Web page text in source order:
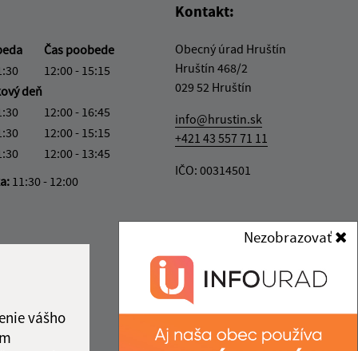
vášho
Nezobrazovať
Čas poobede
12:00 - 15:15
deň
12:00 - 16:45
12:00 - 15:15
12:00 - 13:45
11:30 - 12:00
Kontakt:
Obecný úrad Hruštín
Hruštín 468/2
029 52 Hruštín
info@hrustin.sk
+421 43 557 71 11
IČO: 00314501